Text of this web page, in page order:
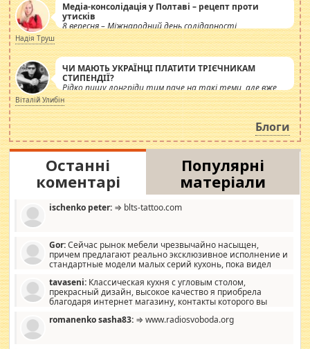
Медіа-консолідація у Полтаві – рецепт проти
утисків
8 вересня – Міжнародний день солідарності
журналістів.
Надія Труш
ЧИ МАЮТЬ УКРАЇНЦІ ПЛАТИТИ ТРІЄЧНИКАМ
СТИПЕНДІЇ?
Рідко пишу лонгріди тим паче на такі теми, але вже
просто дістало! Обурюють сьогоднішні інсенуації
навколо стипендіального питання. Штучно
роздувається ще одна соціальна катастрофа.
Віталій Улибін
Блоги
Останні
коментарі
Популярні
матеріали
ischenko peter: ⇒ blts-tattoo.com
Gor:Сейчас рынок мебели чрезвычайно насыщен,
причем предлагают реально эксклюзивное исполнение и
стандартные модели малых серий кухонь, пока видел
стандартные формы, в MebelOk, креативненько и что главное -
со вкусом все в порядке, без ненужных наворотов удорожающих
мебель, а это не последний фактор.
tavaseni: Классическая кухня с угловым столом,
прекрасный дизайн, высокое качество я приобрела
благодаря интернет магазину, контакты которого вы
romanenko sasha83: ⇒ www.radiosvoboda.org